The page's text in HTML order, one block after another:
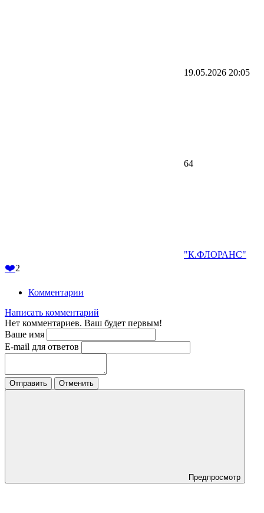
19.05.2026 20:05
64
"К.ФЛОРАНС"
❤️2
Комментарии
Написать комментарий
Нет комментариев. Ваш будет первым!
Ваше имя
E-mail для ответов
Отправить Отменить
Предпросмотр